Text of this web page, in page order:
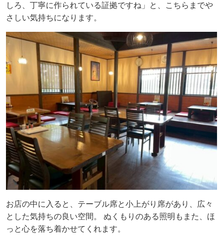
しろ、丁寧に作られている証拠ですね」と、こちらまでや
さしい気持ちになります。
お店の中に入ると、テーブル席と小上がり席があり、広々
とした気持ちの良い空間。 ぬくもりのある照明もまた、ほ
っと心を落ち着かせてくれます。